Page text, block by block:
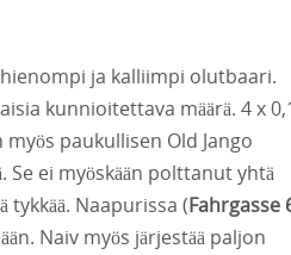
ja kalliimpi olutbaari.
kunnioitettava määrä. 4 x
paukullisen Old Jango
Se ei myöskään polttanut yhtä
Naapurissa (Fahrgasse
Naiv myös järjestää paljon